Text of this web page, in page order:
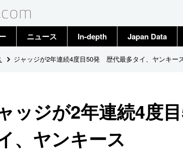
ニュース
トップ
In-depth Japan Data
ジャッジが2年連続4度目50発 歴代最多タイ、ヤンキー
ッジが2年連続4度
、ヤンキース